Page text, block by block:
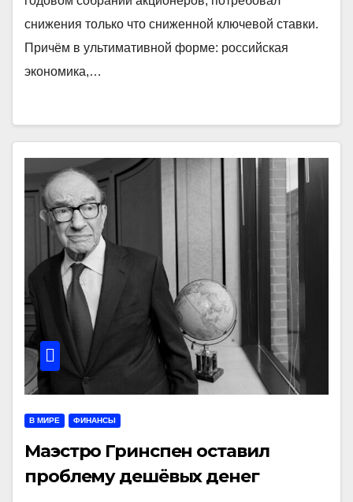
снижения только что сниженной ключевой ставки.
Причём в ультимативной форме: российская
экономика,…
В МИРЕ ФИНАНСЫ
Маэстро Гринспен оставил
проблему дешёвых денег